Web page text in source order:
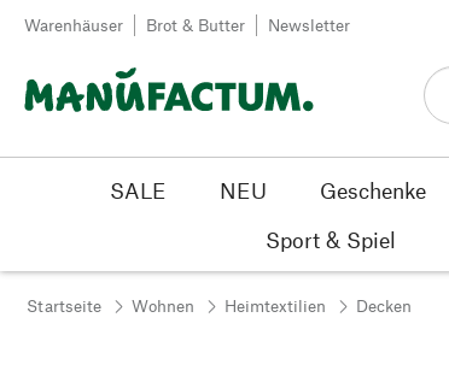
Zum Inhalt springen
Warenhäuser Brot & Butter Newsletter
SALE NEU Geschenke
Sport & Spiel
Startseite Wohnen Heimtextilien Decken